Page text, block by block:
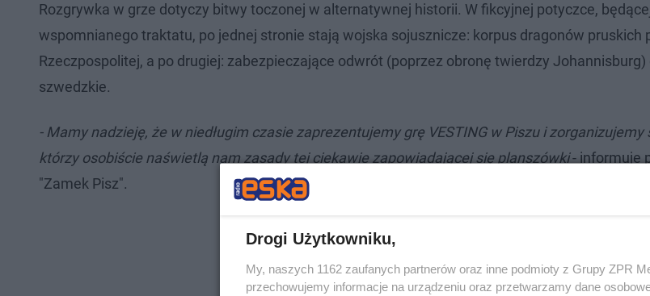
Rozgrywka w grze dotyczy bitwy toczonej w alternatywnej historii. W fikcyjnej potyczce,
wspomnianego traktatu, po jednej stronie stają wojska sojusznicze: korpus dragonów pruskich
Rzeczpospolitej, a po drugiej: zabezpieczające odwrót (poprzez obronę twierdzy
szwedzkie.
- Mamy nadzieję, że w niedługim czasie zaprezentujemy grę VESTING w Piszu i
którzy osobiście naświetlą nam zasady tej ciekawie zapowiadającej się planszówki- informuje
"Zamek Pisz".
Drogi Użytkowniku,
My, naszych 1162 zaufanych partnerów oraz inne podmioty z Grupy ZPR
przechowujemy informacje na urządzeniu oraz przetwarzamy dane